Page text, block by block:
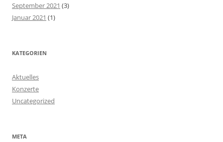
September 2021 (3)
Januar 2021 (1)
KATEGORIEN
Aktuelles
Konzerte
Uncategorized
META